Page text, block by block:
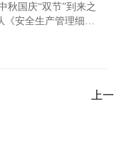
秋国庆“双节”到来之
《安全生产管理细
执行，做好我队...
上